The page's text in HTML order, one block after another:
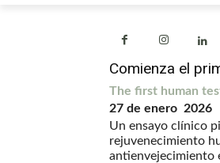
Comienza el
The first human
27 de enero 2026
Un ensayo clínico
rejuvenecimiento
antienvejecimiento